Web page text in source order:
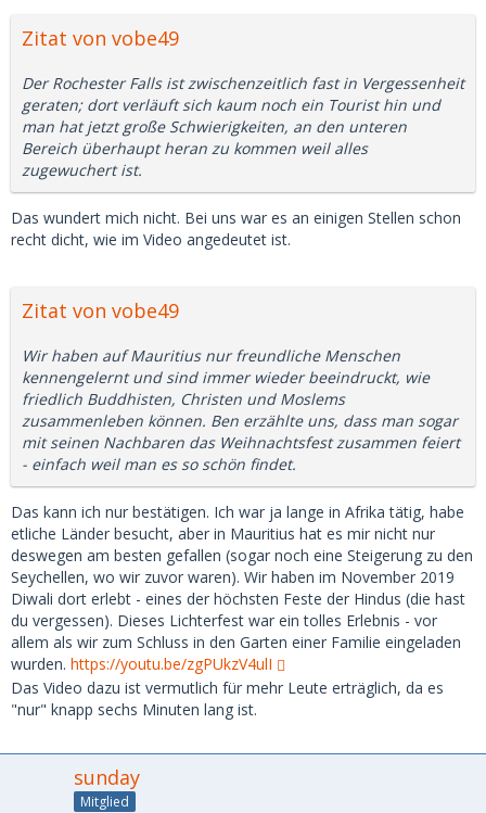
Zitat von vobe49
Der Rochester Falls ist zwischenzeitlich fast in Vergessenheit
geraten; dort verläuft sich kaum noch ein Tourist hin und
man hat jetzt große Schwierigkeiten, an den unteren
Bereich überhaupt heran zu kommen weil alles
zugewuchert ist.
Das wundert mich nicht. Bei uns war es an einigen Stellen schon
recht dicht, wie im Video angedeutet ist.
Zitat von vobe49
Wir haben auf Mauritius nur freundliche Menschen
kennengelernt und sind immer wieder beeindruckt, wie
friedlich Buddhisten, Christen und Moslems
zusammenleben können. Ben erzählte uns, dass man sogar
mit seinen Nachbaren das Weihnachtsfest zusammen feiert
- einfach weil man es so schön findet.
Das kann ich nur bestätigen. Ich war ja lange in Afrika tätig, habe
etliche Länder besucht, aber in Mauritius hat es mir nicht nur
deswegen am besten gefallen (sogar noch eine Steigerung zu den
Seychellen, wo wir zuvor waren). Wir haben im November 2019
Diwali dort erlebt - eines der höchsten Feste der Hindus (die hast
du vergessen). Dieses Lichterfest war ein tolles Erlebnis - vor
allem als wir zum Schluss in den Garten einer Familie eingeladen
wurden. https://youtu.be/zgPUkzV4ulI
Das Video dazu ist vermutlich für mehr Leute erträglich, da es
"nur" knapp sechs Minuten lang ist.
sunday
Mitglied